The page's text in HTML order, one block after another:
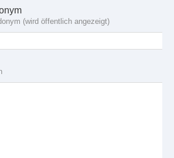
(wird öffentlich angezeigt)